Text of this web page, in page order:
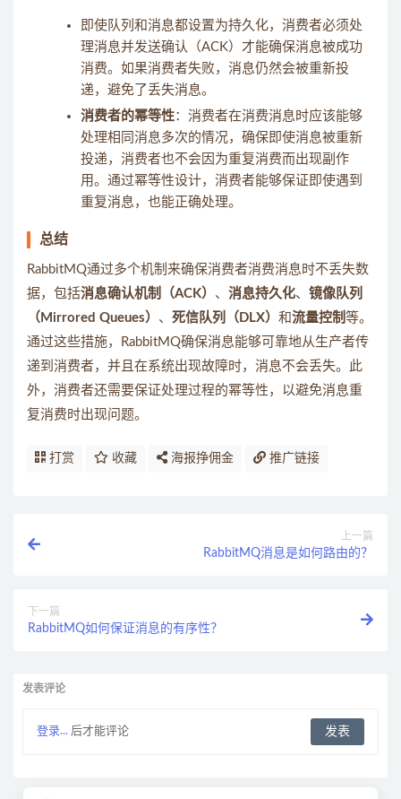
即使队列和消息都设置为持久化，消费者必须处
理消息并发送确认（ACK）才能确保消息被成功
消费。如果消费者失败，消息仍然会被重新投
递，避免了丢失消息。
消费者的幂等性：消费者在消费消息时应该能够
处理相同消息多次的情况，确保即使消息被重新
投递，消费者也不会因为重复消费而出现副作
用。通过幂等性设计，消费者能够保证即使遇到
重复消息，也能正确处理。
总结
RabbitMQ通过多个机制来确保消费者消费消息时不丢失数
据，包括消息确认机制（ACK） 、 消息持久化、 镜像队列
（Mirrored Queues） 、 死信队列（DLX） 和流量控制 等。
通过这些措施，RabbitMQ确保消息能够可靠地从生产者传
递到消费者，并且在系统出现故障时，消息不会丢失。此
外，消费者还需要保证处理过程的幂等性，以避免消息重
复消费时出现问题。
打赏 收藏 海报挣佣金 推广链接
上一篇
RabbitMQ消息是如何路由的？
下一篇
RabbitMQ如何保证消息的有序性？
发表评论
登录... 后才能评论